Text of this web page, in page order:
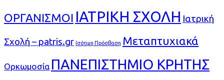
ΟΡΓΑΝΙΣΜΟΙ ΙΑΤΡΙΚΗ ΣΧΟΛΗ Ιατρική
Σχολή – patris.gr Ισότιμη Πρόσβαση Μεταπτυχιακά
Ορκωμοσία ΠΑΝΕΠΙΣΤΗΜΙΟ ΚΡΗΤΗΣ